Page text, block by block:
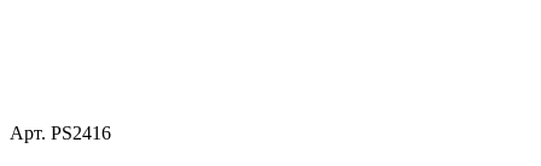
Арт. PS2416